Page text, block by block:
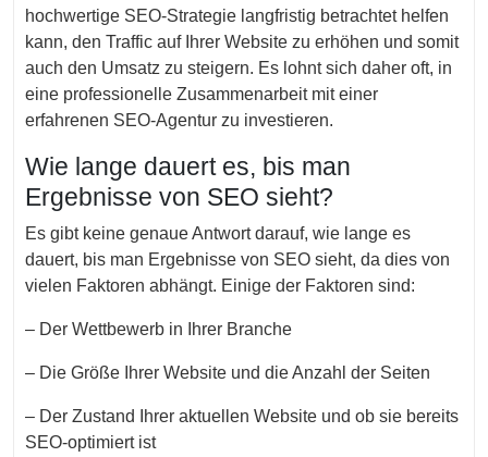
hochwertige SEO-Strategie langfristig betrachtet helfen
kann, den Traffic auf Ihrer Website zu erhöhen und somit
auch den Umsatz zu steigern. Es lohnt sich daher oft, in
eine professionelle Zusammenarbeit mit einer
erfahrenen SEO-Agentur zu investieren.
Wie lange dauert es, bis man
Ergebnisse von SEO sieht?
Es gibt keine genaue Antwort darauf, wie lange es
dauert, bis man Ergebnisse von SEO sieht, da dies von
vielen Faktoren abhängt. Einige der Faktoren sind:
– Der Wettbewerb in Ihrer Branche
– Die Größe Ihrer Website und die Anzahl der Seiten
– Der Zustand Ihrer aktuellen Website und ob sie bereits
SEO-optimiert ist